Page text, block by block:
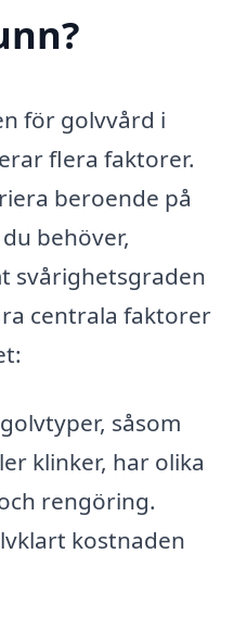
för golvvård i
flera faktorer.
beroende på
behöver,
svårighetsgraden
centrala faktorer
såsom
klinker, har olika
rengöring.
kostnaden